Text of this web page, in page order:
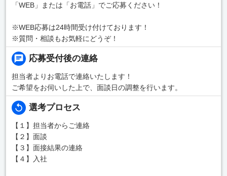
「WEB」または「お電話」でご応募ください！
※WEB応募は24時間受け付けております！
※質問・相談もお気軽にどうぞ！
応募受付後の連絡
担当者よりお電話で連絡いたします！
ご希望をお伺いした上で、面談日の調整を行います。
選考プロセス
【１】担当者からご連絡
【２】面談
【３】面接結果の連絡
【４】入社